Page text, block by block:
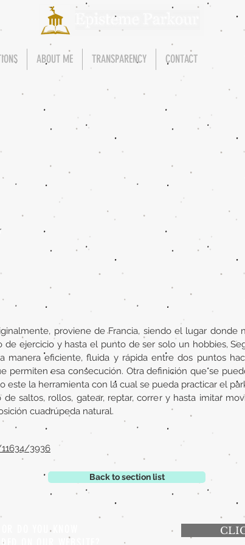
ABOUT ME TRANSPARENCY CONTACT
proviene de Francia, siendo el lugar donde
ejercicio y hasta el punto de ser solo un hobbies,
eficiente, fluida y rápida entre dos puntos
permiten esa consecución. Otra definición que se
este la herramienta con la cual se pueda practicar el
de saltos, rollos, gatear, reptar, correr y hasta imitar
cuadrúpeda natural.
3936
Back to section list
DO YOU KNOW